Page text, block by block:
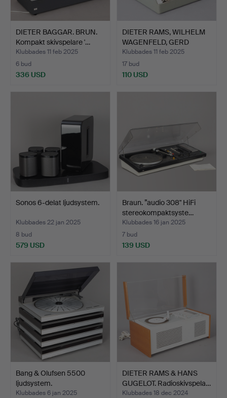
DIETER BAGGAR. BRUN.
Kompakt skivspelare '…
Klubbades 11 feb 2025
6 bud
336 USD
DIETER RAMS, WILHELM
WAGENFELD, GERD
ALFRE…
Klubbades 11 feb 2025
17 bud
110 USD
Sonos 6-delat ljudsystem.
Klubbades 22 jan 2025
8 bud
579 USD
Braun. ”audio 308" HiFi
stereokompaktsyste…
Klubbades 16 jan 2025
7 bud
139 USD
Bang & Olufsen 5500
ljudsystem.
Klubbades 6 jan 2025
DIETER RAMS & HANS
GUGELOT. Radioskivspela…
Klubbades 18 dec 2024